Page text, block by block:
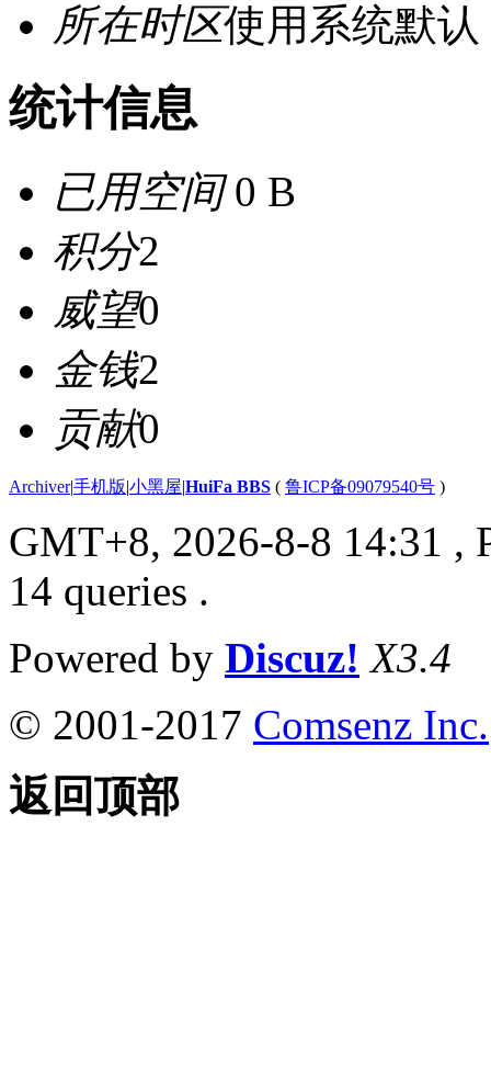
所在时区使用系统默认
统计信息
已用空间0 B
积分2
威望0
金钱2
贡献0
Archiver|手机版|小黑屋|HuiFa BBS ( 鲁ICP备09079540号 )
GMT+8, 2026-8-8 14:31 ,
14 queries .
Powered by Discuz! X3.4
© 2001-2017 Comsenz Inc.
返回顶部